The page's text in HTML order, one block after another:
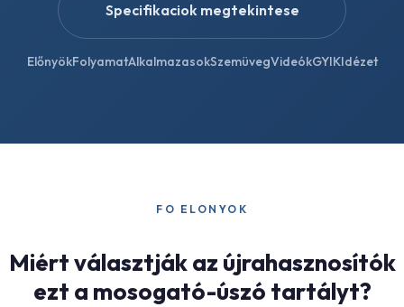
Specifikaciok megtekintese
ElőnyökFolyamatAlkalmazasokSzemüvegVideókGYIKIdézet
FO ELONYOK
Miért választják az újrahasznosítók
ezt a mosogató-úszó tartályt?